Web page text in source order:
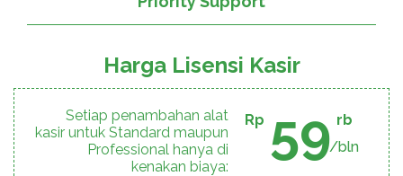
Harga Lisensi Kasir
Setiap penambahan alat
kasir untuk Standard maupun
Professional hanya di
kenakan biaya:
Rp 59 rb
/bln